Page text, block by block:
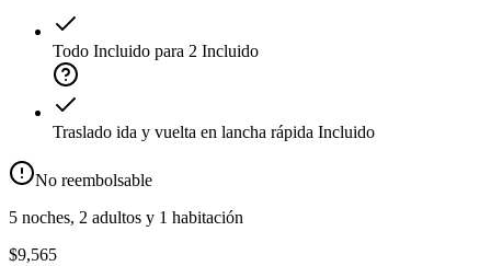
Todo Incluido para 2 Incluido
Traslado ida y vuelta en lancha rápida Incluido
No reembolsable
5 noches, 2 adultos y 1 habitación
$9,565